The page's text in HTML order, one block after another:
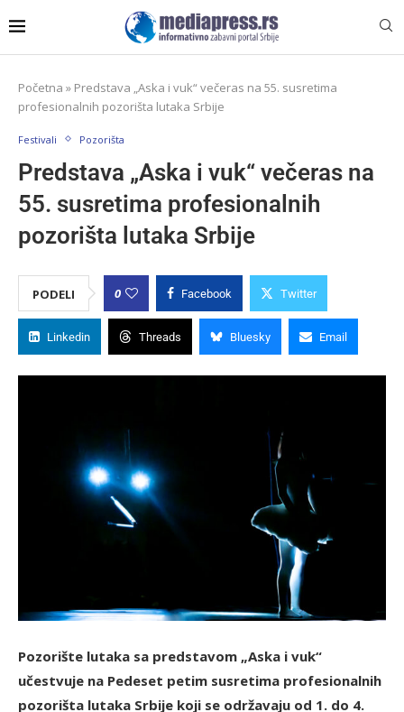
Početna » Predstava „Aska i vuk“ večeras na 55. susretima
profesionalnih pozorišta lutaka Srbije
Festivali Pozorišta
Predstava „Aska i vuk“ večeras na
55. susretima profesionalnih
pozorišta lutaka Srbije
PODELI 0 Facebook Twitter
Linkedin Threads Bluesky Email
Pozorište lutaka sa predstavom „Aska i vuk“
učestvuje na Pedeset petim susretima profesionalnih
pozorišta lutaka Srbije koji se održavaju od 1. do 4.